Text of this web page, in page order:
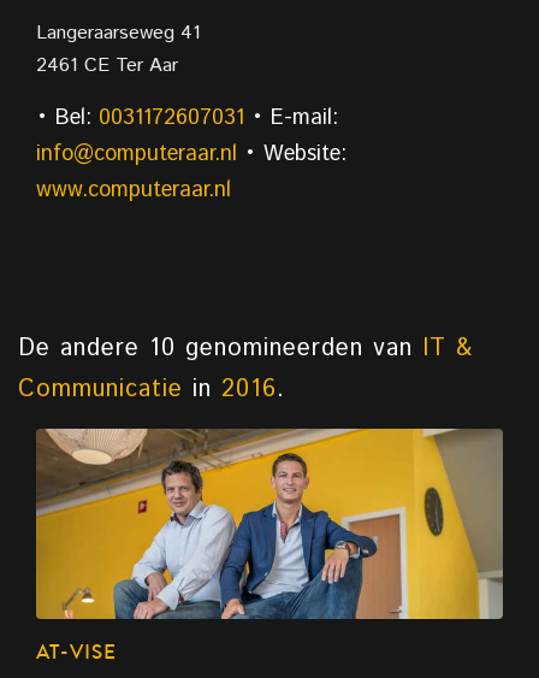
Langeraarseweg 41
2461 CE Ter Aar
• Bel: 0031172607031 • E-mail:
info@computeraar.nl • Website:
www.computeraar.nl
De andere 10 genomineerden van IT &
Communicatie in 2016.
AT-VISE